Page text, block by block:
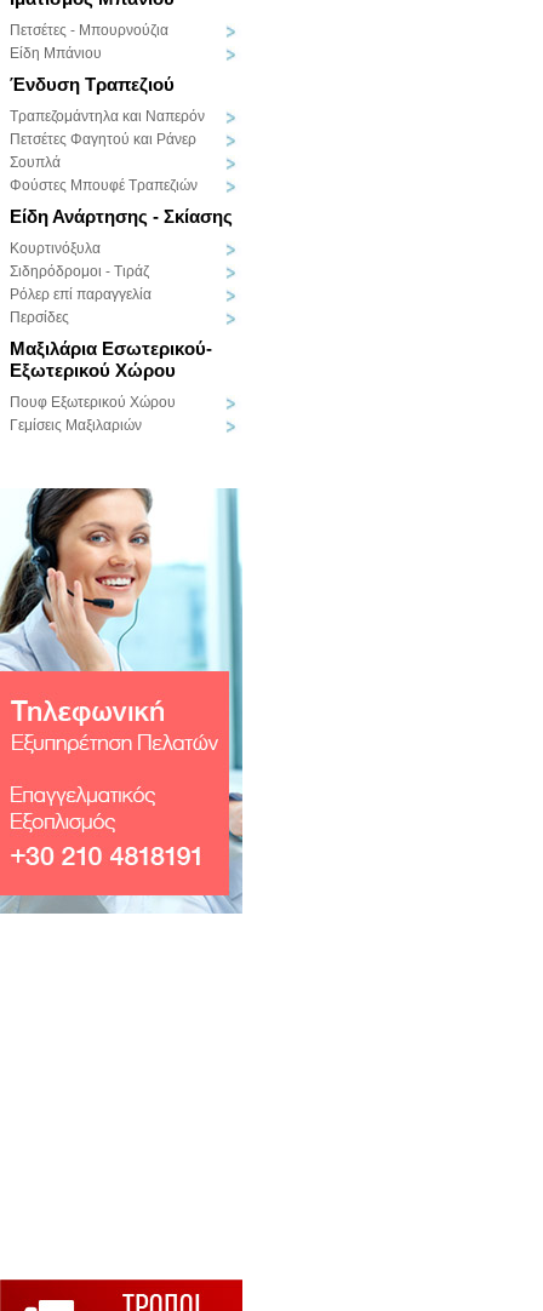
Πετσέτες - Μπουρνούζια
Είδη Μπάνιου
Ένδυση Τραπεζιού
Τραπεζομάντηλα και Ναπερόν
Πετσέτες Φαγητού και Ράνερ
Σουπλά
Φούστες Μπουφέ Τραπεζιών
Είδη Ανάρτησης - Σκίασης
Κουρτινόξυλα
Σιδηρόδρομοι - Τιράζ
Ρόλερ επί παραγγελία
Περσίδες
Μαξιλάρια Εσωτερικού-
Εξωτερικού Χώρου
Πουφ Εξωτερικού Χώρου
Γεμίσεις Μαξιλαριών